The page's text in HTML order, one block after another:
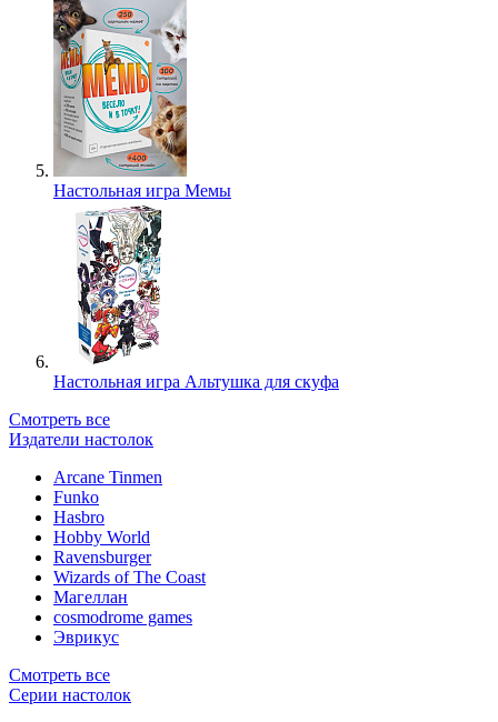
Настольная игра Мемы
Настольная игра Альтушка для скуфа
Смотреть все
Издатели настолок
Arcane Tinmen
Funko
Hasbro
Hobby World
Ravensburger
Wizards of The Coast
Магеллан
сosmodrome games
Эврикус
Смотреть все
Серии настолок